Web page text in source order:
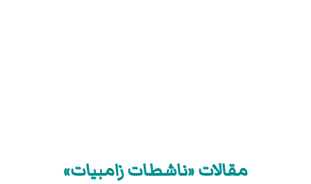
مقالات «ناشطات زامبيات»